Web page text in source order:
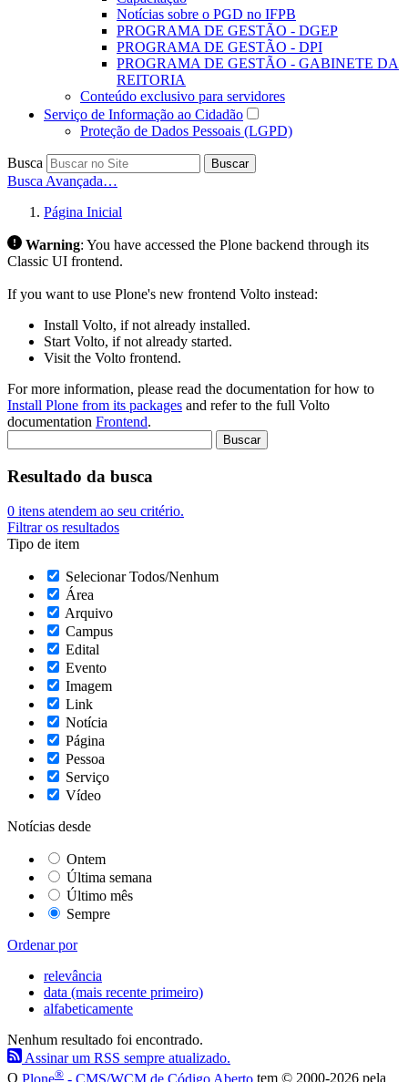
Notícias sobre o PGD no IFPB
PROGRAMA DE GESTÃO - DGEP
PROGRAMA DE GESTÃO - DPI
PROGRAMA DE GESTÃO - GABINETE DA
REITORIA
Conteúdo exclusivo para servidores
Serviço de Informação ao Cidadão
Proteção de Dados Pessoais (LGPD)
Busca Buscar
Busca Avançada…
Página Inicial
Warning: You have accessed the Plone backend through its
Classic UI frontend.
If you want to use Plone's new frontend Volto instead:
Install Volto, if not already installed.
Start Volto, if not already started.
Visit the Volto frontend.
For more information, please read the documentation for how to
Install Plone from its packages and refer to the full Volto
documentation Frontend.
Resultado da busca
0 itens atendem ao seu critério.
Filtrar os resultados
Tipo de item
Selecionar Todos/Nenhum
Área
Arquivo
Campus
Edital
Evento
Imagem
Link
Notícia
Página
Pessoa
Serviço
Vídeo
Notícias desde
Ontem
Última semana
Último mês
Sempre
Ordenar por
relevância
data (mais recente primeiro)
alfabeticamente
Nenhum resultado foi encontrado.
Assinar um RSS sempre atualizado.
O Plone® - CMS/WCM de Código Aberto tem © 2000-2026 pela